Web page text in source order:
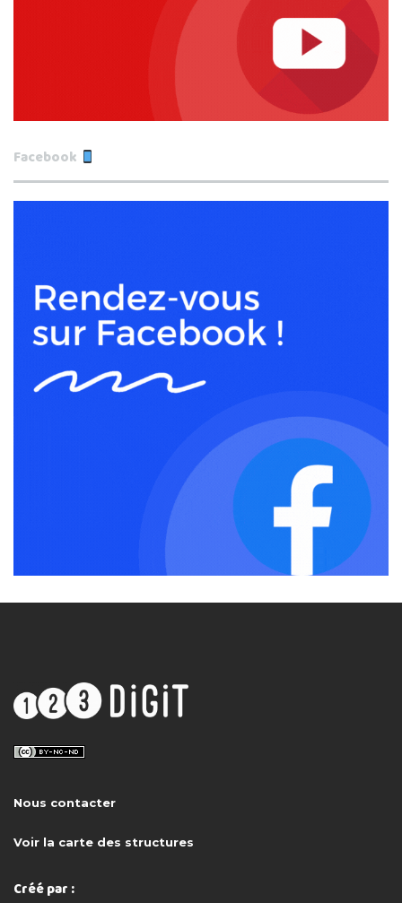
Facebook
Nous contacter
Voir la carte des structures
Créé par :